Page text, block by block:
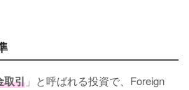
取引 」と呼ばれる投資で、Foreign